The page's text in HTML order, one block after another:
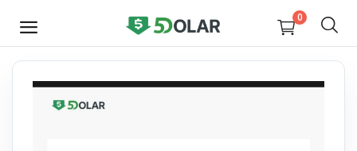
0
JETZT
VERKAUFEN